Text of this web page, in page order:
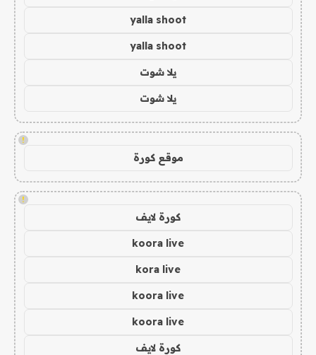
yalla shoot
yalla shoot
يلا شوت
يلا شوت
!
موقع كورة
!
كورة لايف
koora live
kora live
koora live
koora live
كورة لايف